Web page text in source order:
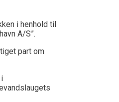
i henhold til
A/S”.
part om